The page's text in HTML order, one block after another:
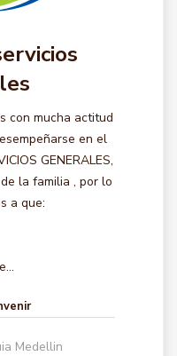
con mucha actitud
en el
GENERALES,
la familia , por lo
a que:
Medellin